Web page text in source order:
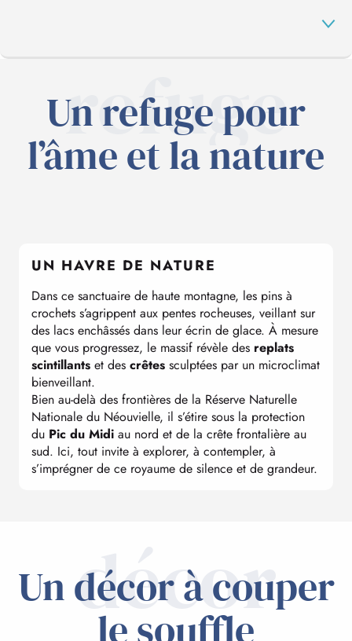
HAVRE DE NATURE
À COUPER LE SOUFFLE
EN VACANCES
SOUS LES ÉTOILES
NOS CONSEILS
refuge
Un refuge pour
l’âme et la nature
UN HAVRE DE NATURE
Dans ce sanctuaire de haute montagne, les pins à
crochets s’agrippent aux pentes rocheuses, veillant sur
des lacs enchâssés dans leur écrin de glace. À mesure
que vous progressez, le massif révèle des replats
scintillants et des crêtes sculptées par un microclimat
bienveillant.
Bien au-delà des frontières de la Réserve Naturelle
Nationale du Néouvielle, il s’étire sous la protection
du Pic du Midi au nord et de la crête frontalière au
sud. Ici, tout invite à explorer, à contempler, à
s’imprégner de ce royaume de silence et de grandeur.
décor
Un décor à couper
le souffle